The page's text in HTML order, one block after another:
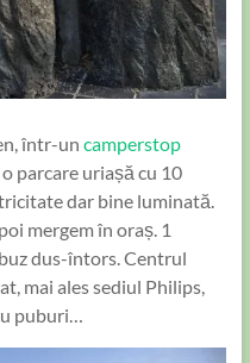
într-un camperstop
parcare uriașă cu 10
dar bine luminată.
mergem în oraș. 1
dus-întors. Centrul
mai ales sediul Philips,
puburi…